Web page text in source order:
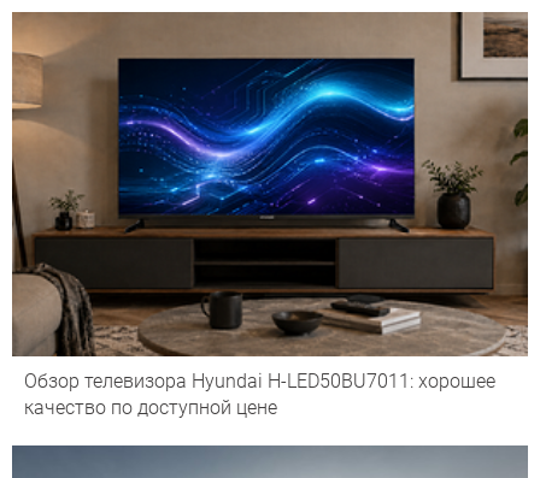
Обзор телевизора Hyundai H-LED50BU7011: хорошее
качество по доступной цене